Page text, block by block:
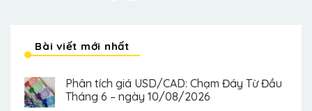
Bài viết mới nhất
Phân tích giá USD/CAD: Chạm Đáy Từ Đầu
Tháng 6 – ngày 10/08/2026